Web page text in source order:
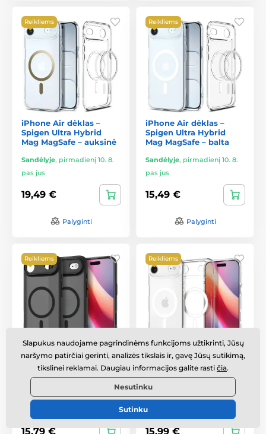
Reikliems
iPhone Air dėklas –
Spigen Ultra Hybrid
Mag MagSafe – auksinė
Sandėlyje, pirmadienį 10. 8.
pas jus
19,49 €
Palyginti
Reikliems
iPhone Air dėklas –
Spigen Ultra Hybrid
Mag MagSafe – balta
Sandėlyje, pirmadienį 10. 8.
pas jus
15,49 €
Palyginti
Reikliems
iPhone Air dėklas –
Spigen Ultra Hybrid
Mag MagSafe – juoda
Sandėlyje,pirmadienį 10. 8.
15,79 €
Reikliems
iPhone Air dėklas –
Spigen Ultra Hybrid
Mag MagSafe – skaidrus
Sandėlyje,pirmadienį 10. 8.
pas jus
15,99 €
Slapukus naudojame pagrindinėms funkcijoms užtikrinti, Jūsų
naršymo patirčiai gerinti, analizės tikslais ir, gavę Jūsų sutikimą,
tikslinei reklamai. Daugiau informacijos galite rasti čia.
Nesutinku
Sutinku